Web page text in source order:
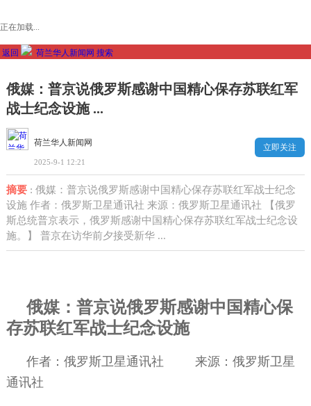
正在加载...
返回 荷兰华人新闻网 搜索
俄媒：普京说俄罗斯感谢中国精心保存苏联红军
战士纪念设施 ...
荷兰华人新闻网
2025-9-1 12:21
立即关注
摘要: 俄媒：普京说俄罗斯感谢中国精心保存苏联红军战士纪念
设施 作者：俄罗斯卫星通讯社 来源：俄罗斯卫星通讯社 【俄罗
斯总统普京表示，俄罗斯感谢中国精心保存苏联红军战士纪念设
施。】 普京在访华前夕接受新华 ...
俄媒：普京说俄罗斯感谢中国精心保
存苏联红军战士纪念设施
作者：俄罗斯卫星通讯社
来源：俄罗斯卫星
通讯社